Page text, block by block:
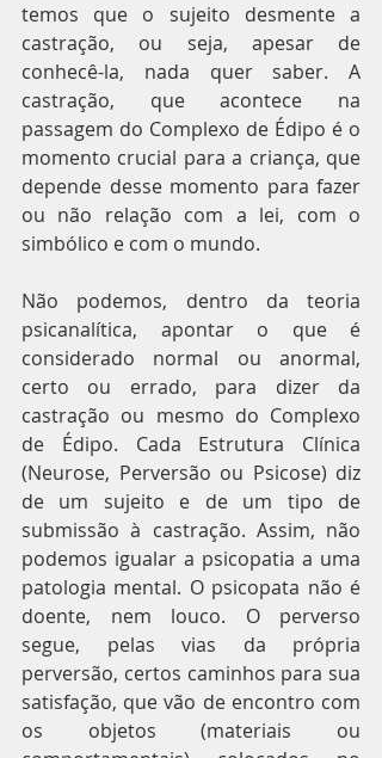
temos que o sujeito desmente a
castração, ou seja, apesar de
conhecê-la, nada quer saber. A
castração, que acontece na
passagem do Complexo de Édipo é o
momento crucial para a criança, que
depende desse momento para fazer
ou não relação com a lei, com o
simbólico e com o mundo.
Não podemos, dentro da teoria
psicanalítica, apontar o que é
considerado normal ou anormal,
certo ou errado, para dizer da
castração ou mesmo do Complexo
de Édipo. Cada Estrutura Clínica
(Neurose, Perversão ou Psicose) diz
de um sujeito e de um tipo de
submissão à castração. Assim, não
podemos igualar a psicopatia a uma
patologia mental. O psicopata não é
doente, nem louco. O perverso
segue, pelas vias da própria
perversão, certos caminhos para sua
satisfação, que vão de encontro com
os objetos (materiais ou